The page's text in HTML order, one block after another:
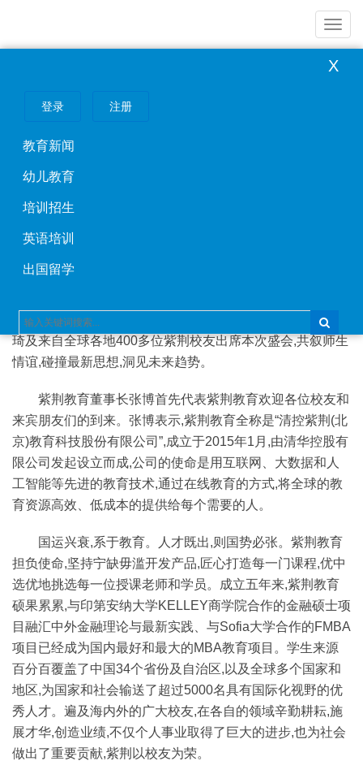
导
X
登录 注册
教育新闻
幼儿教育
培训招生
英语培训
出国留学
2020紫荆·国际金融人才发展年会暨全球校友年会圆
听闻远方有你,我动身跋涉千里。
2020年1月11日-12日,由紫荆教育主办的以“思想·洞见·
融人才发展年会暨全球校友年会在北京龙城温德姆酒店隆重
学五道口金融学院研究生导师肇越、斯坦福大学副教授童慧
琦及来自全球各地400多位紫荆校友出席本次盛会,共叙师生
情谊,碰撞最新思想,洞见未来趋势。
紫荆教育董事长张博首先代表紫荆教育欢迎各位校友和
来宾朋友们的到来。张博表示,紫荆教育全称是“清控紫荆(北
京)教育科技股份有限公司”,成立于2015年1月,由清华控股有
限公司发起设立而成,公司的使命是用互联网、大数据和人
工智能等先进的教育技术,通过在线教育的方式,将全球的教
育资源高效、低成本的提供给每个需要的人。
国运兴衰,系于教育。人才既出,则国势必张。紫荆教育
担负使命,坚持宁缺毋滥开发产品,匠心打造每一门课程,优中
选优地挑选每一位授课老师和学员。成立五年来,紫荆教育
硕果累累,与印第安纳大学KELLEY商学院合作的金融硕士项
目融汇中外金融理论与最新实践、与Sofia大学合作的FMBA
项目已经成为国内最好和最大的MBA教育项目。学生来源
百分百覆盖了中国34个省份及自治区,以及全球多个国家和
地区,为国家和社会输送了超过5000名具有国际化视野的优
秀人才。遍及海内外的广大校友,在各自的领域辛勤耕耘,施
展才华,创造业绩,不仅个人事业取得了巨大的进步,也为社会
做出了重要贡献,紫荆以校友为荣。